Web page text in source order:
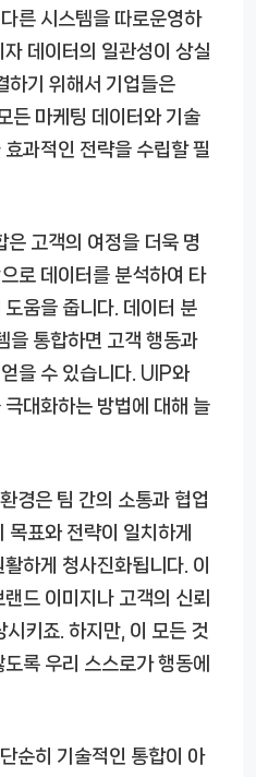
른 시스템을 따로운영하
데이터의 일관성이 상실
하기 위해서 기업들은
마케팅 데이터와 기술
과적인 전략을 수립할 필
고객의 여정을 더욱 명
로 데이터를 분석하여 타
움을 줍니다. 데이터 분
을 통합하면 고객 행동과
을 수 있습니다. UIP와
대화하는 방법에 대해 늘
경은 팀 간의 소통과 협업
표와 전략이 일치하게
하게 청사진화됩니다. 이
드 이미지나 고객의 신뢰
키죠. 하지만, 이 모든 것
록 우리 스스로가 행동에
순히 기술적인 통합이 아